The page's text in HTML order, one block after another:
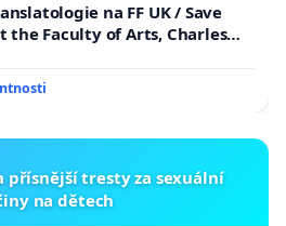
na FF UK / Save
the Faculty of Arts, Charles
přísnější tresty za sexuální
na dětech